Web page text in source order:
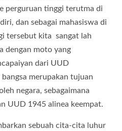
perguruan tinggi terutma di
dan sebagai mahasiswa di
tersebut kita sangat lah
dengan moto yang
dari UUD
merupakan tujuan
negara, sebagaimana
UUD 1945 alinea keempat.
sebuah cita-cita luhur